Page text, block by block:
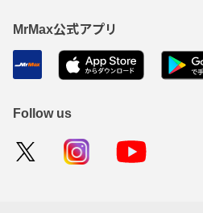
MrMax公式アプリ
Follow us